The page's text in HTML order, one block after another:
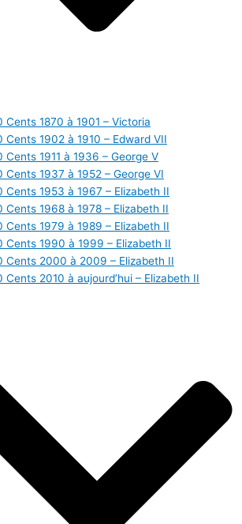
Cents 1870 à 1901 – Victoria
Cents 1902 à 1910 – Edward VII
Cents 1911 à 1936 – George V
Cents 1937 à 1952 – George VI
Cents 1953 à 1967 – Elizabeth II
Cents 1968 à 1978 – Elizabeth II
Cents 1979 à 1989 – Elizabeth II
Cents 1990 à 1999 – Elizabeth II
Cents 2000 à 2009 – Elizabeth II
Cents 2010 à aujourd’hui – Elizabeth II